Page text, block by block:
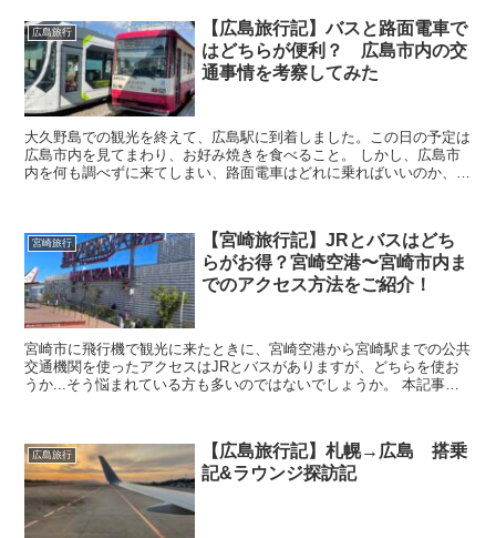
広島旅行
【広島旅行記】バスと路面電車で
はどちらが便利？ 広島市内の交
通事情を考察してみた
大久野島での観光を終えて、広島駅に到着しました。この日の予定は
広島市内を見てまわり、お好み焼きを食べること。 しかし、広島市
内を何も調べずに来てしまい、路面電車はどれに乗ればいいのか、バ
宮崎旅行
【宮崎旅行記】JRとバスはどち
らがお得？宮崎空港〜宮崎市内ま
でのアクセス方法をご紹介！
宮崎市に飛行機で観光に来たときに、宮崎空港から宮崎駅までの公共
交通機関を使ったアクセスはJRとバスがありますが、どちらを使お
うか...そう悩まれている方も多いのではないでしょうか。 本記事で
広島旅行
【広島旅行記】札幌→広島 搭乗
記&ラウンジ探訪記